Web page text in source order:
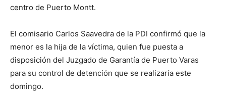
centro de Puerto Montt.
El comisario Carlos Saavedra de la PDI confirmó que la
menor es la hija de la víctima, quien fue puesta a
disposición del Juzgado de Garantía de Puerto Varas
para su control de detención que se realizaría este
domingo.